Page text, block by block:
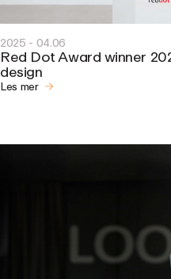
2025 - 04.06
Red Dot Award winner
design
Les mer